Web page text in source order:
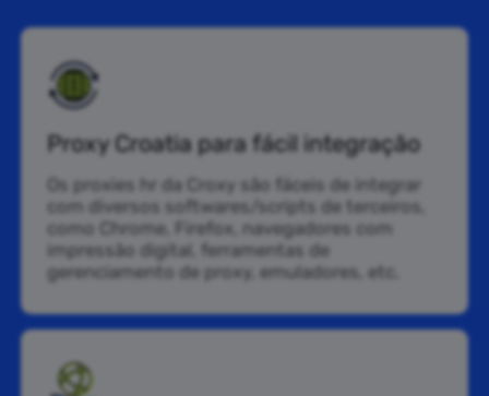
Proxy Croatia para fácil integração
Os proxies hr da Croxy são fáceis de integrar
com diversos softwares/scripts de terceiros,
como Chrome, Firefox, navegadores com
impressão digital, ferramentas de
gerenciamento de proxy, emuladores, etc.